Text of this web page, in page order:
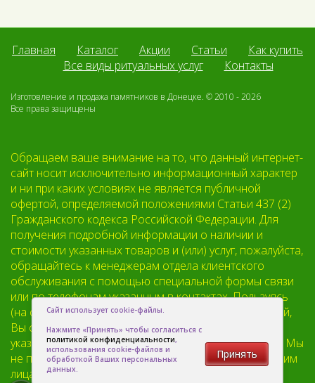
Главная Каталог Акции Статьи
Как купить
Все виды ритуальных услуг
Контакты
Изготовление и продажа памятников в Донецке. © 2010 - 2026
Все права защищены
Обращаем ваше внимание на то, что данный интернет-
сайт носит исключительно информационный характер
и ни при каких условиях не является публичной
офертой, определяемой положениями Статьи 437 (2)
Гражданского кодекса Российской Федерации. Для
получения подробной информации о наличии и
стоимости указанных товаров и (или) услуг, пожалуйста,
обращайтесь к менеджерам отдела клиентского
обслуживания с помощью специальной формы связи
или по телефонам указанным в контактах. Пользуясь
(на сайте) формой обратной связи или регистрацией,
Вы соглашаетесь с тем что мы будем хранить
указанную Вами, Вашу персональную информацию. Мы
не предоставляем Вашу личную информацию третьим
лицам, кроме случаев предусмотренных
Сайт использует cookie-файлы.
Нажмите «Принять» чтобы согласиться с
политикой конфиденциальности,
использования cookie-файлов и
обработкой Ваших персональных
данных.
Принять